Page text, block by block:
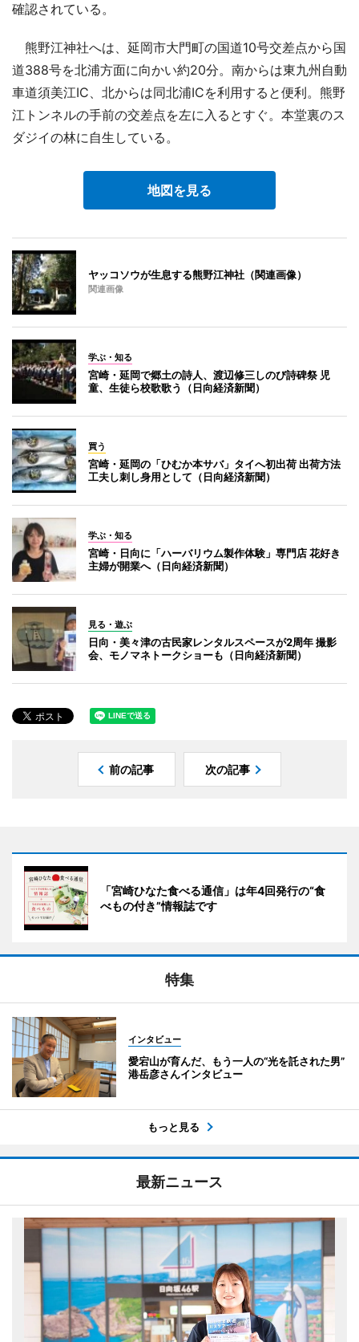
確認されている。
熊野江神社へは、延岡市大門町の国道10号交差点から国
道388号を北浦方面に向かい約20分。南からは東九州自動
車道須美江IC、北からは同北浦ICを利用すると便利。熊野
江トンネルの手前の交差点を左に入るとすぐ。本堂裏のス
ダジイの林に自生している。
地図を見る
ヤッコソウが生息する熊野江神社（関連画像）
関連画像
学ぶ・知る
宮崎・延岡で郷土の詩人、渡辺修三しのび詩碑祭 児
童、生徒ら校歌歌う（日向経済新聞）
買う
宮崎・延岡の「ひむか本サバ」タイへ初出荷 出荷方法
工夫し刺し身用として（日向経済新聞）
学ぶ・知る
宮崎・日向に「ハーバリウム製作体験」専門店 花好き
主婦が開業へ（日向経済新聞）
見る・遊ぶ
日向・美々津の古民家レンタルスペースが2周年 撮影
会、モノマネトークショーも（日向経済新聞）
前の記事 次の記事
「宮崎ひなた食べる通信」は年4回発行の“食
べもの付き”情報誌です
特集
インタビュー
愛宕山が育んだ、もう一人の“光を託された男”
港岳彦さんインタビュー
もっと見る
最新ニュース